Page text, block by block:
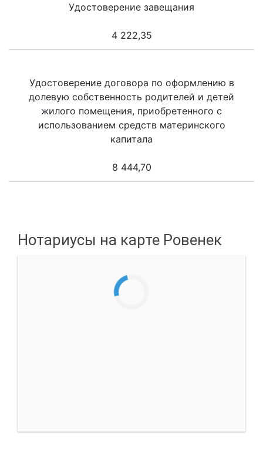
Удостоверение завещания
4 222,35
Удостоверение договора по оформлению в
долевую собственность родителей и детей
жилого помещения, приобретенного с
использованием средств материнского
капитала
8 444,70
Нотариусы на карте Ровенек